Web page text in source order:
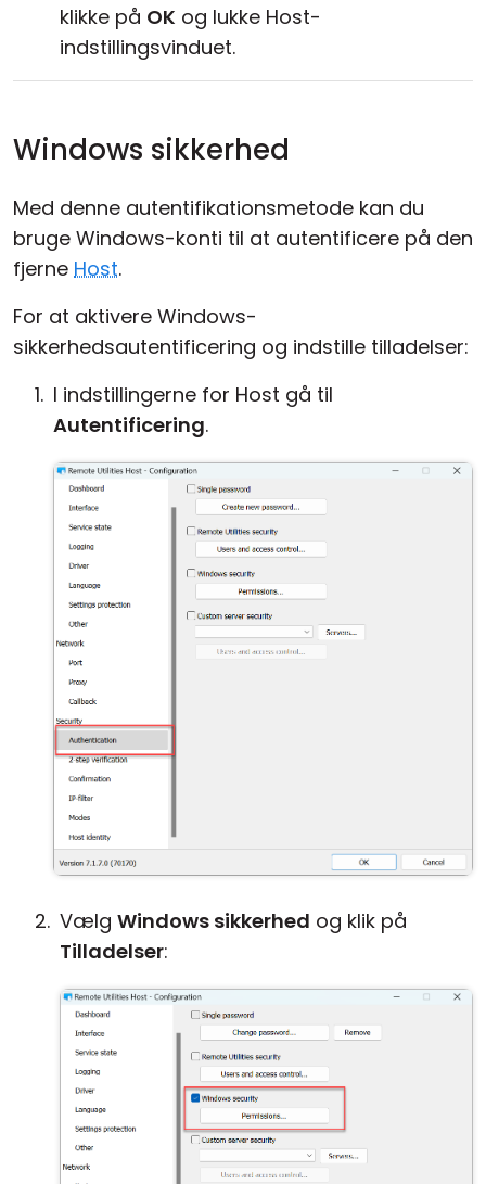
klikke på OK og lukke Host-
indstillingsvinduet.
Windows sikkerhed
Med denne autentifikationsmetode kan du
bruge Windows-konti til at autentificere på den
fjerne Host.
For at aktivere Windows-
sikkerhedsautentificering og indstille tilladelser:
I indstillingerne for Host gå til
Autentificering.
Vælg Windows sikkerhed og klik på
Tilladelser: